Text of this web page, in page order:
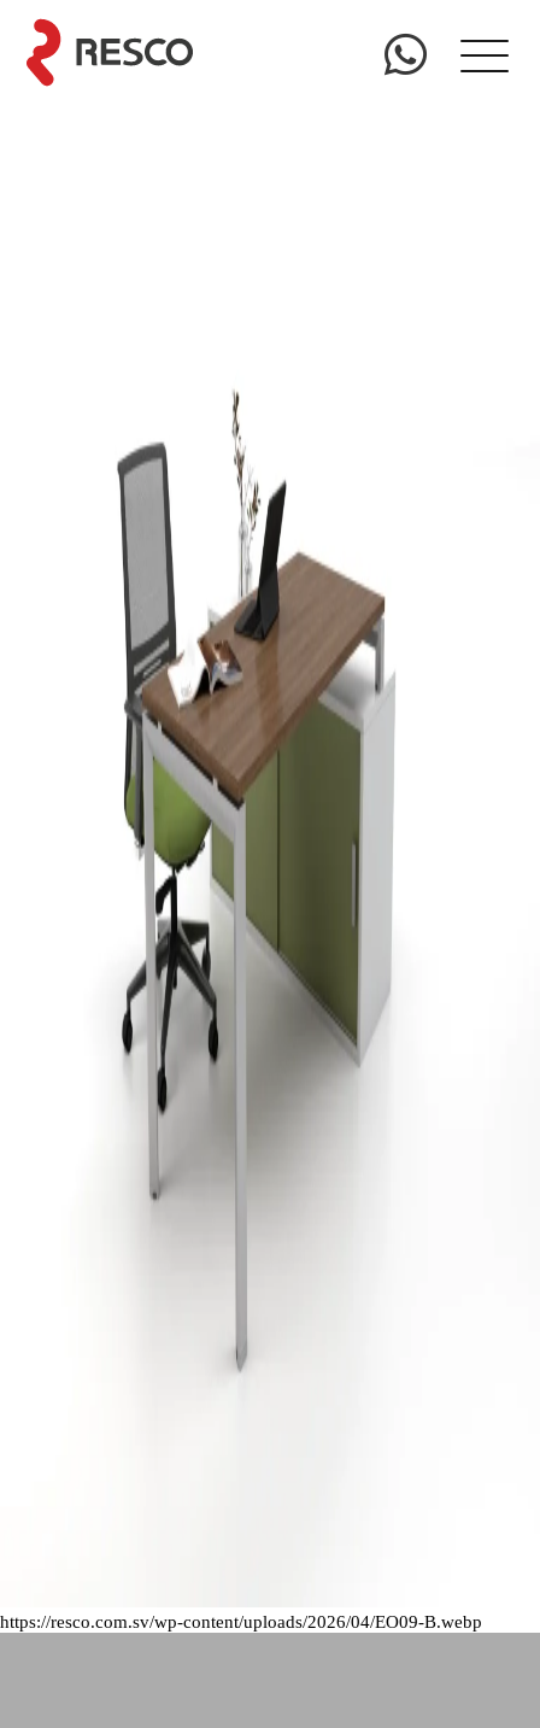
https://resco.com.sv/wp-content/uploads/2026/04/EO09-B.webp